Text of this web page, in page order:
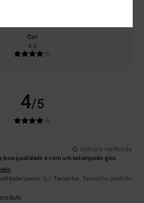
Cor
4.0
4/5
Compra verificada
boa qualidade e com um estampado giro.
preço: 5 /5 Tamanho: Tamanho perfeito